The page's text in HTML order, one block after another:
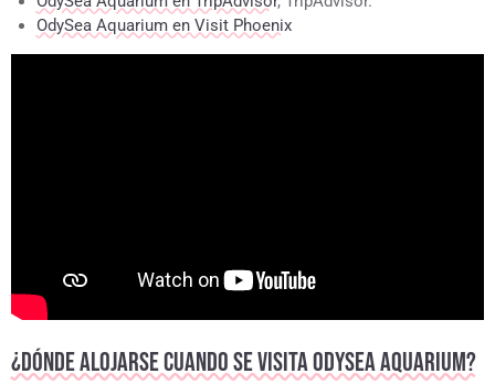
OdySea Aquarium en Visit Phoenix
¿DÓNDE ALOJARSE CUANDO SE VISITA ODYSEA AQUARIUM?